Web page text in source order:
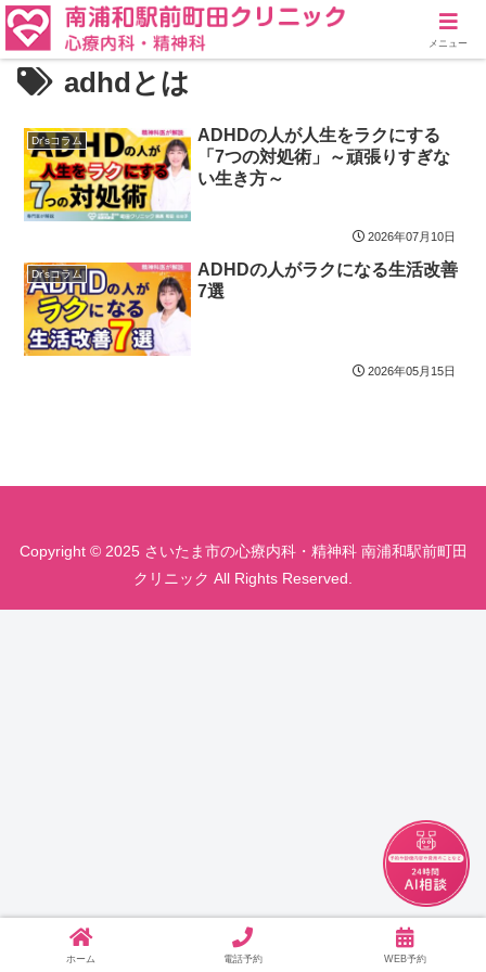
adhdとは
Dr'sコラム
ADHDの人が人生をラクにする
「7つの対処術」～頑張りすぎな
い生き方～
2026年07月10日
Dr'sコラム
ADHDの人がラクになる生活改善
7選
2026年05月15日
Copyright © 2025 さいたま市の心療内科・精神科 南浦和駅前町田
クリニック All Rights Reserved.
メニュー
ホーム 電話予約 WEB予約
チャット